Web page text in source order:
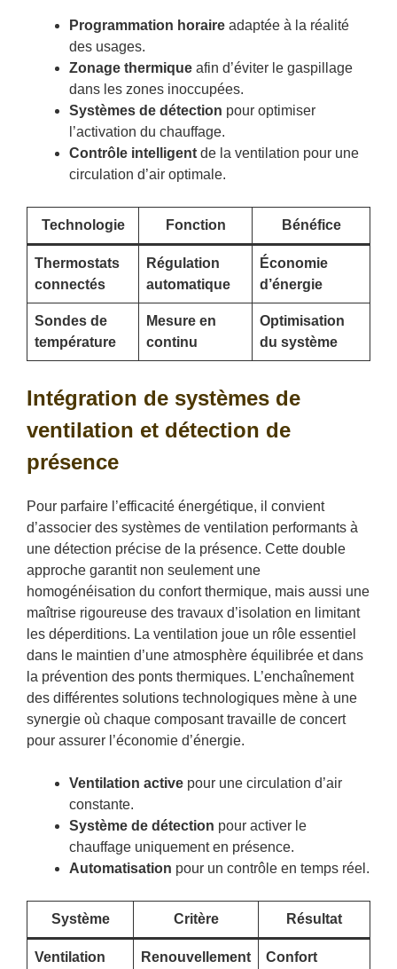
Programmation horaire adaptée à la réalité
des usages.
Zonage thermique afin d’éviter le gaspillage
dans les zones inoccupées.
Systèmes de détection pour optimiser
l’activation du chauffage.
Contrôle intelligent de la ventilation pour une
circulation d’air optimale.
Technologie Fonction Bénéfice
Thermostats
connectés
Régulation
automatique
Économie
d’énergie
Sondes de
température
Mesure en
continu
Optimisation
du système
Intégration de systèmes de
ventilation et détection de
présence
Pour parfaire l’efficacité énergétique, il convient
d’associer des systèmes de ventilation performants à
une détection précise de la présence. Cette double
approche garantit non seulement une
homogénéisation du confort thermique, mais aussi une
maîtrise rigoureuse des travaux d’isolation en limitant
les déperditions. La ventilation joue un rôle essentiel
dans le maintien d’une atmosphère équilibrée et dans
la prévention des ponts thermiques. L’enchaînement
des différentes solutions technologiques mène à une
synergie où chaque composant travaille de concert
pour assurer l’économie d’énergie.
Ventilation active pour une circulation d’air
constante.
Système de détection pour activer le
chauffage uniquement en présence.
Automatisation pour un contrôle en temps réel.
Système Critère Résultat
Ventilation
Renouvellement
Confort